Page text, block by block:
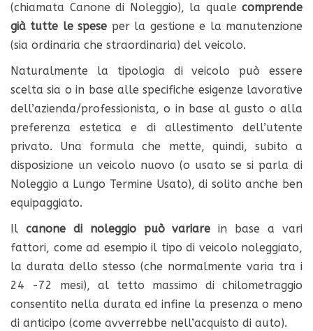
(chiamata Canone di Noleggio), la quale comprende
già tutte le spese per la gestione e la manutenzione
(sia ordinaria che straordinaria) del veicolo.
Naturalmente la tipologia di veicolo può essere
scelta sia o in base alle specifiche esigenze lavorative
dell’azienda/professionista, o in base al gusto o alla
preferenza estetica e di allestimento dell’utente
privato. Una formula che mette, quindi, subito a
disposizione un veicolo nuovo (o usato se si parla di
Noleggio a Lungo Termine Usato), di solito anche ben
equipaggiato.
Il canone di noleggio può variare in base a vari
fattori, come ad esempio il tipo di veicolo noleggiato,
la durata dello stesso (che normalmente varia tra i
24 -72 mesi), al tetto massimo di chilometraggio
consentito nella durata ed infine la presenza o meno
di anticipo (come avverrebbe nell’acquisto di auto).